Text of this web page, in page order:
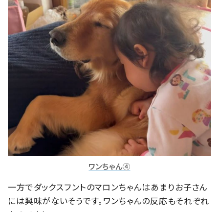
ワンちゃん④
一方でダックスフントのマロンちゃんはあまりお子さん
には興味がないそうです。ワンちゃんの反応もそれぞれ